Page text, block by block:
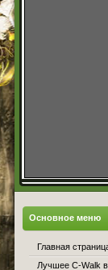
Основное меню
Главная
Лучшее C-Walk